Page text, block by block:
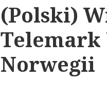
(Polski)
Telemark
Norwegii